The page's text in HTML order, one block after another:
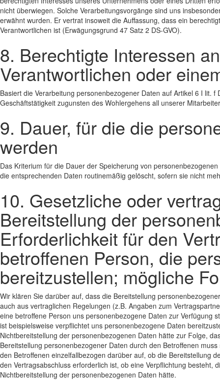
nicht überwiegen. Solche Verarbeitungsvorgänge sind uns
erwähnt wurden. Er vertrat insoweit die Auffassung, dass ein
Verantwortlichen ist (Erwägungsgrund 47 Satz 2 DS-GVO).
8. Berechtigte Interessen
Verantwortlichen oder
Basiert die Verarbeitung personenbezogener Daten auf Artikel 6 I lit.
Geschäftstätigkeit zugunsten des Wohlergehens all unserer
9. Dauer, für die die
werden
Das Kriterium für die Dauer der Speicherung von
die entsprechenden Daten routinemäßig gelöscht, sofern sie nicht
10. Gesetzliche oder
Bereitstellung der
Erforderlichkeit für den
betroffenen Person, die
bereitzustellen; mögliche
Wir klären Sie darüber auf, dass die Bereitstellung
auch aus vertraglichen Regelungen (z.B. Angaben zum
eine betroffene Person uns personenbezogene Daten zur Verfügung
ist beispielsweise verpflichtet uns personenbezogene Daten
Nichtbereitstellung der personenbezogenen Daten hätte zur Folge,
Bereitstellung personenbezogener Daten durch den Betroffenen
den Betroffenen einzelfallbezogen darüber auf, ob die Bereitstellung
den Vertragsabschluss erforderlich ist, ob eine Verpflichtung
Nichtbereitstellung der personenbezogenen Daten hätte.